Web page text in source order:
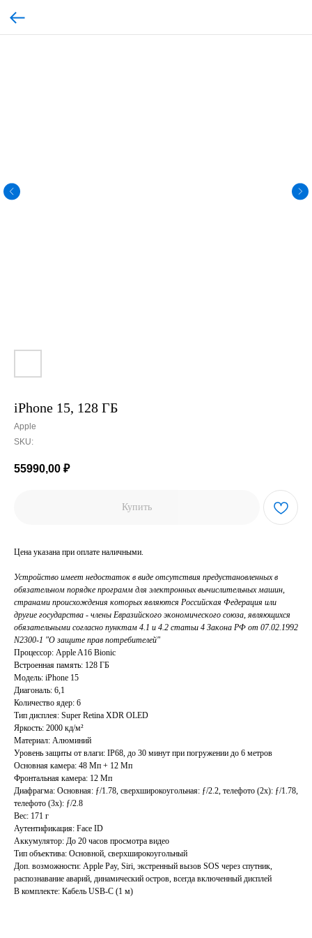
iPhone 15, 128 ГБ
Apple
SKU:
55990,00 ₽
Купить
Цена указана при оплате наличными.
Устройство имеет недостаток в виде отсутствия предустановленных в
обязательном порядке программ для электронных вычислительных машин,
странами происхождения которых являются Российская Федерация или
другие государства - члены Евразийского экономического союза, являющихся
обязательными согласно пунктам 4.1 и 4.2 статьи 4 Закона РФ от 07.02.1992
N2300-1 "О защите прав потребителей"
Процессор: Apple A16 Bionic
Встроенная память: 128 ГБ
Модель: iPhone 15
Диагональ: 6,1
Количество ядер: 6
Тип дисплея: Super Retina XDR OLED
Яркость: 2000 кд/м²
Материал: Алюминий
Уровень защиты от влаги: IP68, до 30 минут при погружении до 6 метров
Основная камера: 48 Мп + 12 Мп
Фронтальная камера: 12 Мп
Диафрагма: Основная: ƒ/1.78, сверхшироко­угольная: ƒ/2.2, телефото (2x): ƒ/1.78,
телефото (3x): ƒ/2.8
Вес: 171 г
Аутентификация: Face ID
Аккумулятор: До 20 часов просмотра видео
Тип объектива: Основной, сверхширокоугольный
Доп. возможности: Apple Pay, Siri, экстренный вызов SOS через спутник,
распознавание аварий, динамический остров, всегда включенный дисплей
В комплекте: Кабель USB-С (1 м)